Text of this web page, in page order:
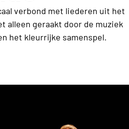
verbond met liederen uit het
alleen geraakt door de muziek
het kleurrijke samenspel.